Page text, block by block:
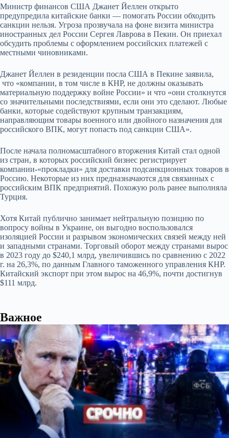
Министр финансов США Джанет Йеллен открыто
предупредила китайские банки — помогать России обходить
санкции нельзя. Угроза прозвучала на фоне визита министра
иностранных дел России Сергея Лаврова в Пекин. Он приехал
обсудить проблемы с оформлением российских платежей с
местными чиновниками.
Джанет Йеллен в резиденции посла США в Пекине заявила,
что «компании, в том числе в КНР, не должны оказывать
материальную поддержку войне России» и что «они столкнутся
со значительными последствиями, если они это сделают. Любые
банки, которые содействуют крупным транзакциям,
направляющим товары военного или двойного назначения для
российского ВПК, могут попасть под санкции США».
После начала полномасштабного вторжения Китай стал одной
из стран, в которых российский бизнес регистрирует
компании-«прокладки» для доставки подсанкционных товаров в
Россию. Некоторые из них предназначаются для связанных с
российским ВПК предприятий. Похожую роль ранее выполняла
Турция.
Хотя Китай публично занимает нейтральную позицию по
вопросу войны в Украине, он выгодно воспользовался
изоляцией России и разрывом экономических связей между ней
и западными странами. Торговый оборот между странами вырос
в 2023 году до $240,1 млрд, увеличившись по сравнению с 2022
г. на 26,3%, по данным Главного таможенного управления КНР.
Китайский экспорт при этом вырос на 46,9%, почти достигнув
$111 млрд.
Важное